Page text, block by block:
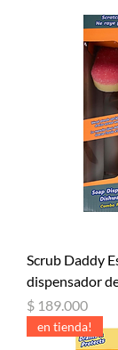
Scrub Daddy
dispensador
Precio
$ 189.000
en tienda!